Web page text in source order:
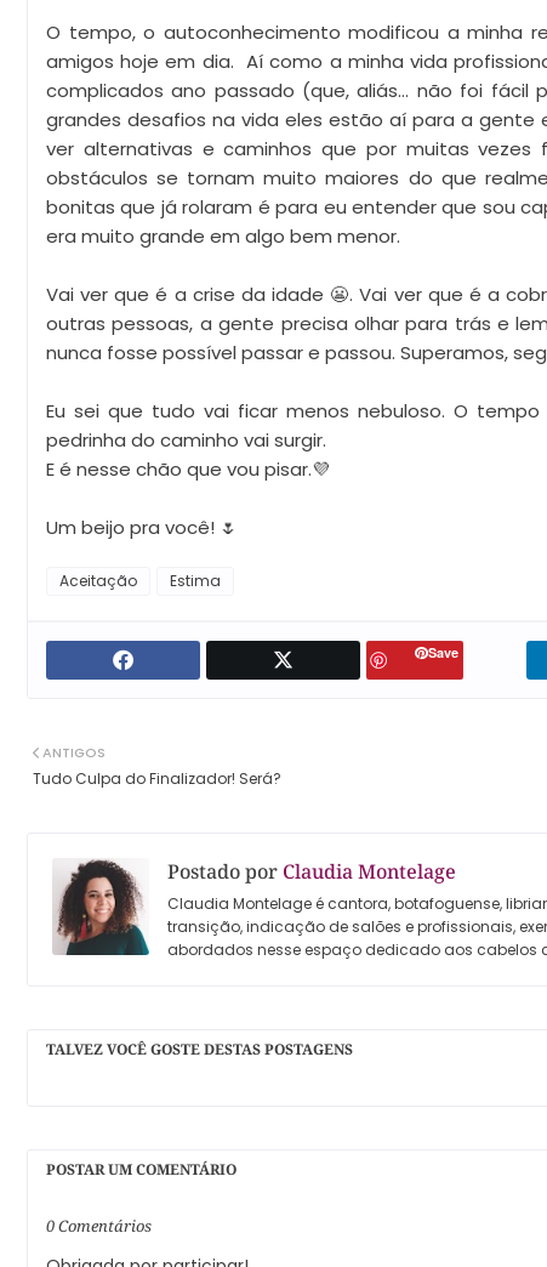
O tempo, o autoconhecimento modificou a minha
amigos hoje em dia. Aí como a minha vida
complicados ano passado (que, aliás... não foi
grandes desafios na vida eles estão aí para a gente
ver alternativas e caminhos que por muitas vezes
obstáculos se tornam muito maiores do que
bonitas que já rolaram é para eu entender que sou
era muito grande em algo bem menor.
Vai ver que é a crise da idade 😬. Vai ver que é a
outras pessoas, a gente precisa olhar para trás e
nunca fosse possível passar e passou. Superamos,
Eu sei que tudo vai ficar menos nebuloso. O
pedrinha do caminho vai surgir.
E é nesse chão que vou pisar.💜
Um beijo pra você! 🌷
Aceitação Estima
Save
ANTIGOS
Tudo Culpa do Finalizador! Será?
Postado por Claudia Montelage
Claudia Montelage é cantora, botafoguense,
transição, indicação de salões e profissionais,
abordados nesse espaço dedicado aos cabelos
TALVEZ VOCÊ GOSTE DESTAS POSTAGENS
POSTAR UM COMENTÁRIO
0 Comentários